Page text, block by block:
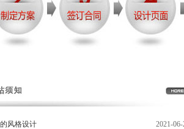
风格设计 2021-06-